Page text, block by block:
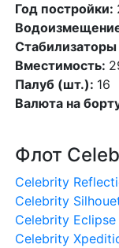
Год постройки:
Стабилизаторы
Вместимость:
Палуб (шт.): 16
Валюта на
Флот
Celebrity
Celebrity
Celebrity Eclipse
Celebrity